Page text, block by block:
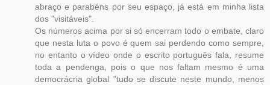
abraço e parabéns por seu espaço, já está em minha lista
dos "visitáveis".
Os números acima por si só encerram todo o embate, claro
que nesta luta o povo é quem sai perdendo como sempre,
no entanto o vídeo onde o escrito português fala, resume
toda a pendenga, pois o que nos faltam mesmo é uma
democrácria global "tudo se discute neste mundo, menos